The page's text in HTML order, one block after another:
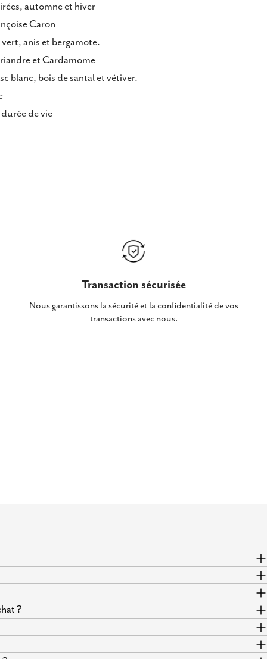
automne et hiver
Caron
anis et bergamote.
et Cardamome
blanc, bois de santal et vétiver.
de vie
Transaction sécurisée
Nous garantissons la sécurité et la confidentialité de vos
transactions avec nous.
?